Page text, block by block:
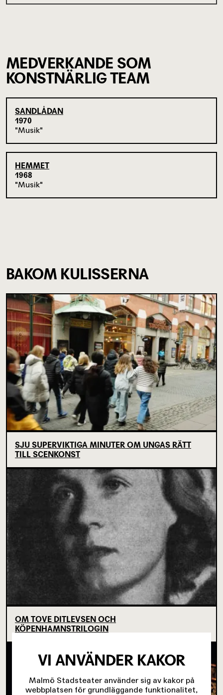
MEDVERKANDE SOM
KONSTNÄRLIG TEAM
SANDLÅDAN
1970
Musik
HEMMET
1968
Musik
BAKOM KULISSERNA
SJU SUPERVIKTIGA MINUTER OM UNGAS RÄTT
TILL SCENKONST
OM TOVE DITLEVSEN OCH
KÖPENHAMNSTRILOGIN
VI ANVÄNDER KAKOR
Malmö Stadsteater använder sig av kakor på
webbplatsen för grundläggande funktionalitet,